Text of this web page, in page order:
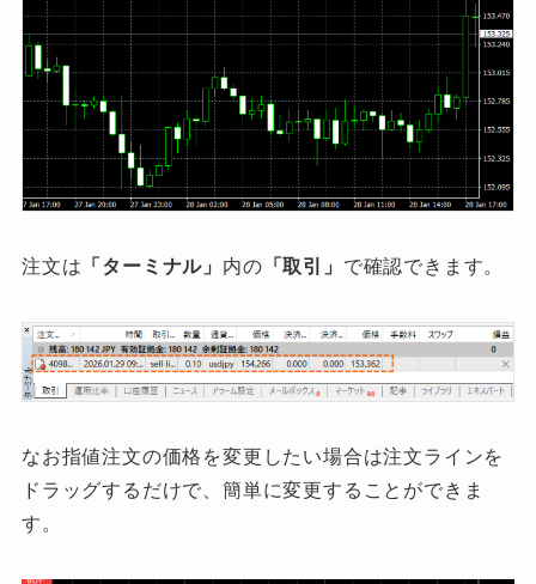
注文は 「ターミナル」 内の 「取引」 で確認できます。
なお指値注文の価格を変更したい場合は注文ラインを
ドラッグするだけで、簡単に変更することができま
す。